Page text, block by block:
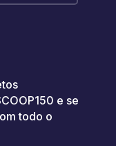
e se
todo o